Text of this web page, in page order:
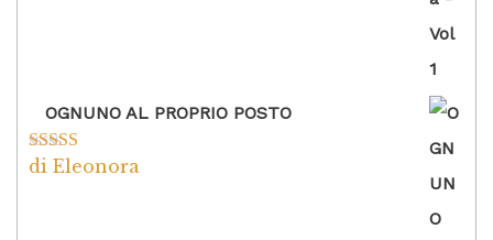
OGNUNO AL PROPRIO POSTO
Valutato5su
di Eleonora